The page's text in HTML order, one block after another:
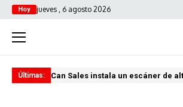
Hoy jueves , 6 agosto 2026
Últimas: Can Sales instala un escáner de